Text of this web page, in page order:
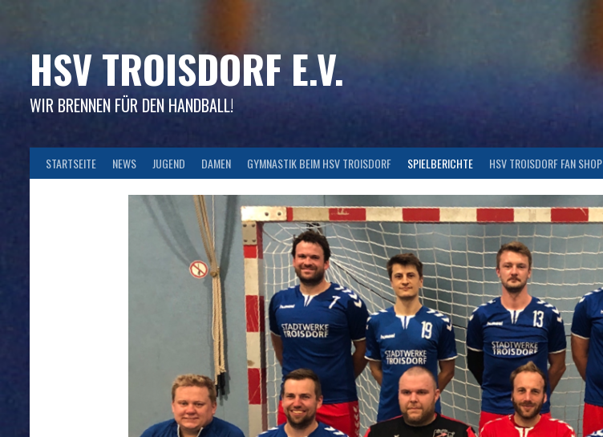
HSV TROISDORF E.V.
WIR BRENNEN FÜR DEN HANDBALL!
STARTSEITE NEWS JUGEND DAMEN GYMNASTIK BEIM HSV TROISDORF SPIELBERICHTE HSV TROISDORF FAN SHOP